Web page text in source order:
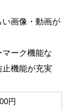
画像・動画が
ーク機能な
機能が充実
円